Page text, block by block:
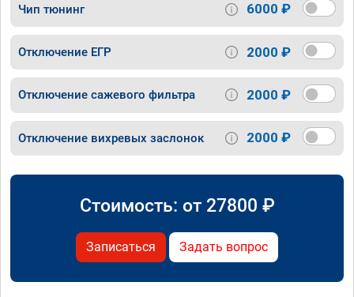
Чип тюнинг 6000 ₽
Отключение ЕГР 2000 ₽
Отключение сажевого фильтра 2000 ₽
Отключение вихревых заслонок 2000 ₽
Стоимость: от 27800 ₽
Записаться Задать вопрос